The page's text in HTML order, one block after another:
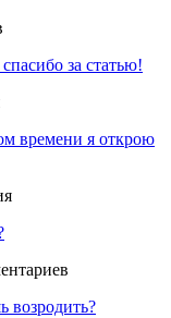
за статью!
времени я открою
возродить?